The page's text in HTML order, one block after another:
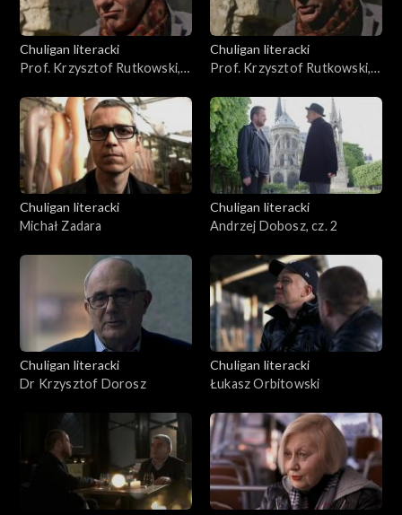
Chuligan literacki
Prof. Krzysztof Rutkowski,
Chuligan literacki
Prof. Krzysztof Rutkowski,
Chuligan literacki
Michał Zadara
Chuligan literacki
Andrzej Dobosz, cz. 2
Chuligan literacki
Dr Krzysztof Dorosz
Chuligan literacki
Łukasz Orbitowski